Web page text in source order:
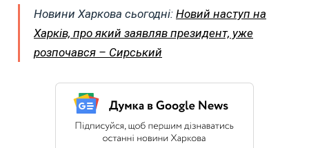
Новини Харкова сьогодні: Новий наступ на
Харків, про який заявляв президент, уже
розпочався – Сирський